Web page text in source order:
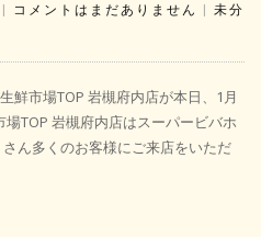
| コメントはまだありません | 未分
鮮市場TOP 岩槻府内店が本日、1月
場TOP 岩槻府内店はスーパービバホ
ん多くのお客様にご来店をいただ